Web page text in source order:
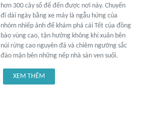
hơn 300 cây số để đến được nơi này. Chuyến
đi dài ngày bằng xe máy là ngẫu hứng của
nhóm nhiếp ảnh để khám phá cái Tết của đồng
bào vùng cao, tận hưởng không khí xuân bên
núi rừng cao nguyên đá và chiêm ngưỡng sắc
đào mận bên những nếp nhà sàn ven suối.
XEM THÊM